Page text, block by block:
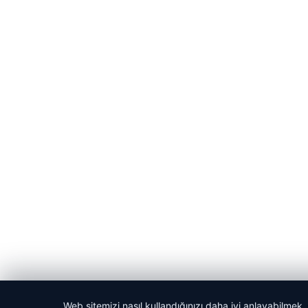
Web sitemizi nasıl kullandığınızı daha iyi